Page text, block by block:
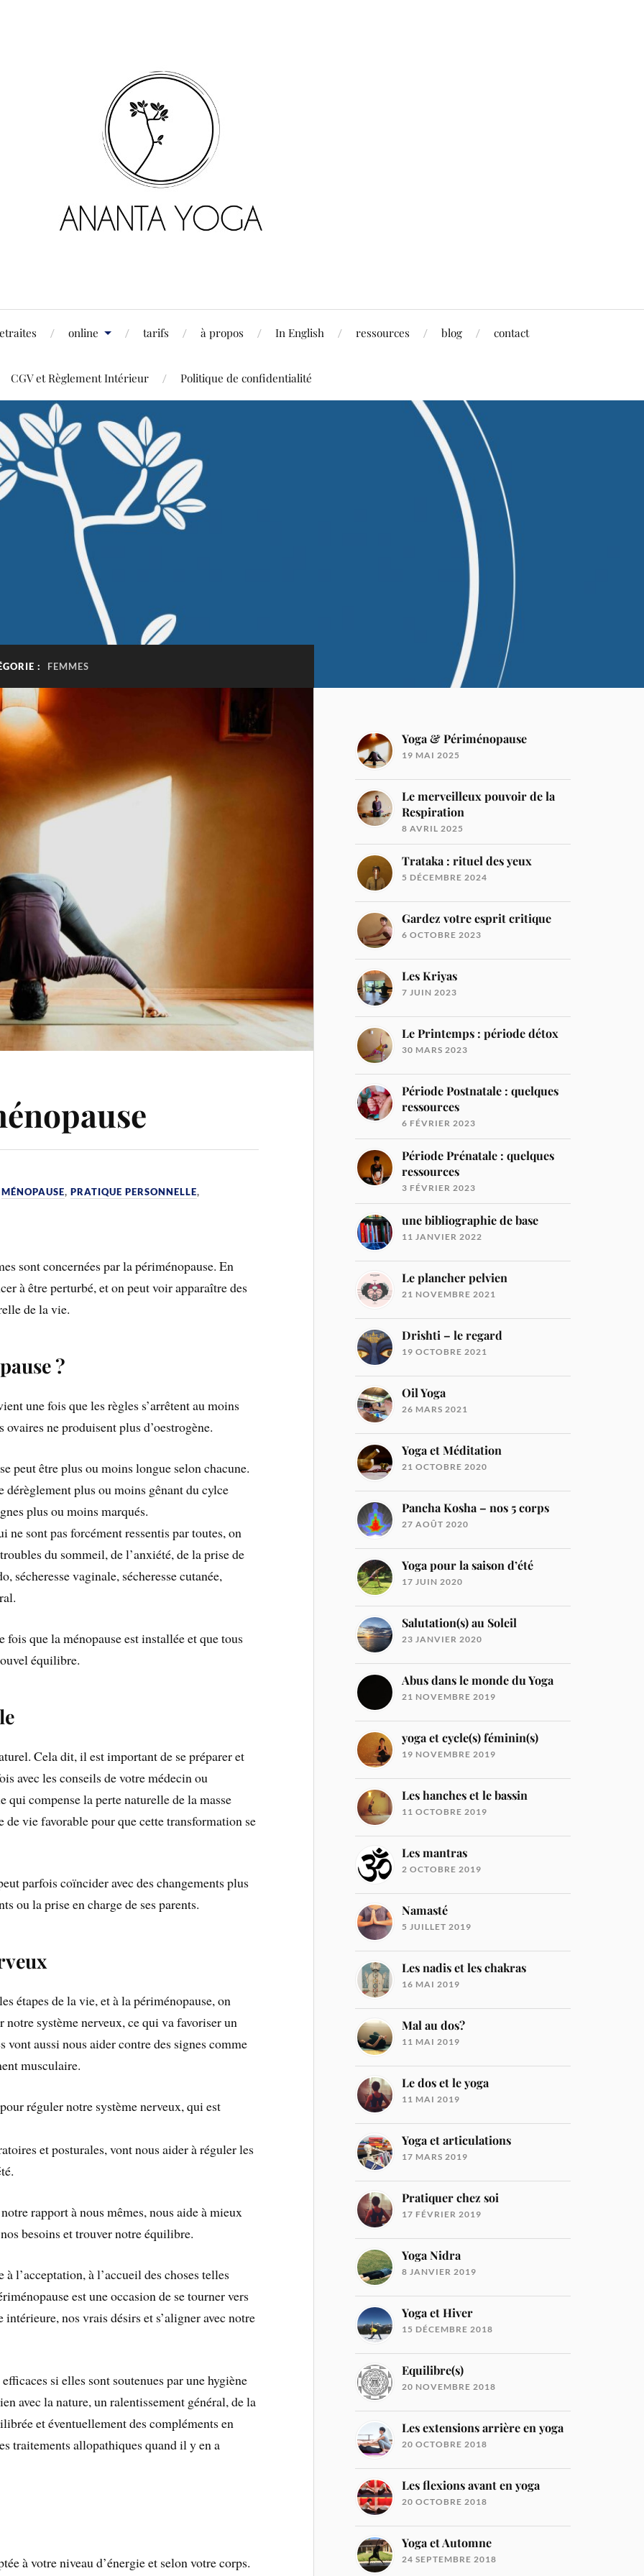
online tarifs à propos In English ressources blog contact
CGV et Règlement Intérieur Politique de confidentialité
: FEMMES
MÉNOPAUSE,PRATIQUE PERSONNELLE,
sont concernées par la périménopause. En
à être perturbé, et on peut voir apparaître des
de la vie.
?
une fois que les règles s’arrêtent au moins
ne produisent plus d’oestrogène.
peut être plus ou moins longue selon chacune.
dérèglement plus ou moins gênant du cylce
plus ou moins marqués.
ne sont pas forcément ressentis par toutes, on
du sommeil, de l’anxiété, de la prise de
sécheresse vaginale, sécheresse cutanée,
fois que la ménopause est installée et que tous
équilibre.
Cela dit, il est important de se préparer et
avec les conseils de votre médecin ou
compense la perte naturelle de la masse
de vie favorable pour que cette transformation se
parfois coïncider avec des changements plus
ou la prise en charge de ses parents.
étapes de la vie, et à la périménopause, on
système nerveux, ce qui va favoriser un
aussi nous aider contre des signes comme
musculaire.
réguler notre système nerveux, qui est
et posturales, vont nous aider à réguler les
rapport à nous mêmes, nous aide à mieux
besoins et trouver notre équilibre.
l’acceptation, à l’accueil des choses telles
est une occasion de se tourner vers
nos vrais désirs et s’aligner avec notre
si elles sont soutenues par une hygiène
avec la nature, un ralentissement général, de la
et éventuellement des compléments en
traitements allopathiques quand il y en a
à votre niveau d’énergie et selon votre corps.
Yoga & Périménopause
19 MAI 2025
Le merveilleux pouvoir de la
Respiration
8 AVRIL 2025
Trataka : rituel des yeux
5 DÉCEMBRE 2024
Gardez votre esprit critique
6 OCTOBRE 2023
Les Kriyas
7 JUIN 2023
Le Printemps : période détox
30 MARS 2023
Période Postnatale : quelques
ressources
6 FÉVRIER 2023
Période Prénatale : quelques
ressources
3 FÉVRIER 2023
une bibliographie de base
11 JANVIER 2022
Le plancher pelvien
21 NOVEMBRE 2021
Drishti – le regard
19 OCTOBRE 2021
Oil Yoga
26 MARS 2021
Yoga et Méditation
21 OCTOBRE 2020
Pancha Kosha – nos 5 corps
27 AOÛT 2020
Yoga pour la saison d’été
17 JUIN 2020
Salutation(s) au Soleil
23 JANVIER 2020
Abus dans le monde du Yoga
21 NOVEMBRE 2019
yoga et cycle(s) féminin(s)
19 NOVEMBRE 2019
Les hanches et le bassin
11 OCTOBRE 2019
Les mantras
2 OCTOBRE 2019
Namasté
5 JUILLET 2019
Les nadis et les chakras
16 MAI 2019
Mal au dos?
11 MAI 2019
Le dos et le yoga
11 MAI 2019
Yoga et articulations
17 MARS 2019
Pratiquer chez soi
17 FÉVRIER 2019
Yoga Nidra
8 JANVIER 2019
Yoga et Hiver
15 DÉCEMBRE 2018
Equilibre(s)
20 NOVEMBRE 2018
Les extensions arrière en yoga
20 OCTOBRE 2018
Les flexions avant en yoga
20 OCTOBRE 2018
Yoga et Automne
24 SEPTEMBRE 2018